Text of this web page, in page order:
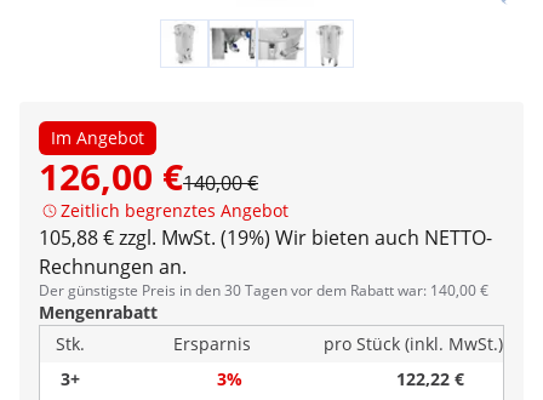
Im Angebot
126,00 €140,00 €
Zeitlich begrenztes Angebot
105,88 € zzgl. MwSt. (19%) Wir bieten auch NETTO-
Rechnungen an.
Der günstigste Preis in den 30 Tagen vor dem Rabatt war: 140,00 €
Mengenrabatt
Stk.
Ersparnis
pro Stück (inkl. MwSt.)
3+
3%
122,22 €